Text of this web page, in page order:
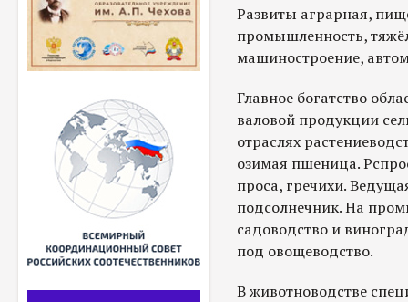
Развиты аграрная,
промышленность,
машиностроение,
Главное богатство
валовой продукции
отраслях
озимая пшеница.
проса, гречихи.
подсолнечник. На
садоводство и
под овощеводство.
В животноводстве